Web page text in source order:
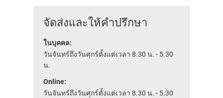
จัดส่งและให้คำปรึกษา
ในบุคคล:
วันจันทร์ถึงวันศุกร์ตั้งแต่เวลา 8.30 น. - 5.30
น.
Online:
วันจันทร์ถึงวันศุกร์ตั้งแต่เวลา 8.30 น. - 5.30